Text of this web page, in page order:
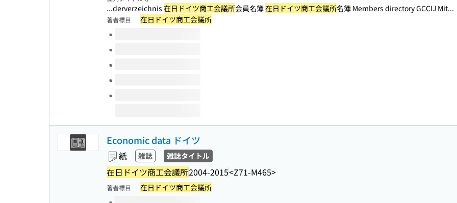
...derverzeichnis 在日ドイツ商工会議所会員名簿在日ドイツ商工会議所名簿 Members directory GCCIJ Mit...
著者標目 在日ドイツ商工会議所
このタイトルの巻号
Economic data ドイツ
紙 雑誌 雑誌タイトル
在日ドイツ商工会議所2004-2015<Z71-M465>
著者標目 在日ドイツ商工会議所
このタイトルの巻号